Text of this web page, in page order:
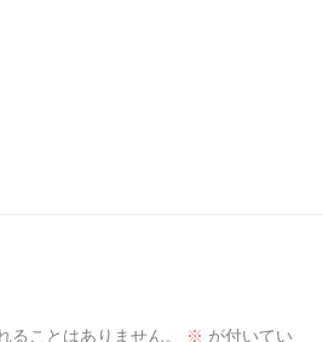
ることはありません。 ※ が付いてい